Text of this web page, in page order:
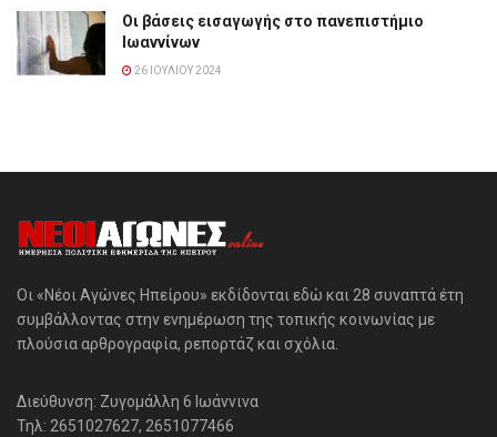
Οι βάσεις εισαγωγής στο πανεπιστήμιο
Ιωαννίνων
26 ΙΟΥΛΊΟΥ 2024
Οι «Νέοι Αγώνες Ηπείρου» εκδίδονται εδώ και 28 συναπτά έτη
συμβάλλοντας στην ενημέρωση της τοπικής κοινωνίας με
πλούσια αρθρογραφία, ρεπορτάζ και σχόλια.
Διεύθυνση: Ζυγομάλλη 6 Ιωάννινα
Τηλ: 2651027627, 2651077466